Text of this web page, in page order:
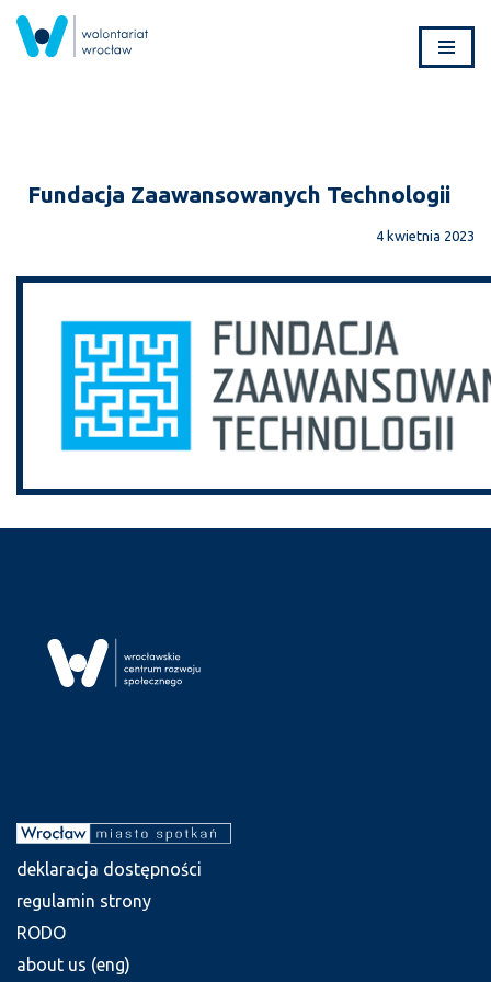
Przejdź
Fundacja Zaawansowanych Technologii
4 kwietnia 2023
deklaracja dostępności
regulamin strony
RODO
about us (eng)